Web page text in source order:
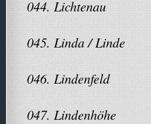
044. Lichtenau
045. Linda / Linde
046. Lindenfeld
047. Lindenhöhe